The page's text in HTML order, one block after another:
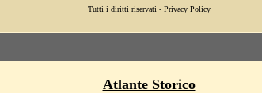
Tutti i diritti riservati - Privacy Policy
Atlante Storico